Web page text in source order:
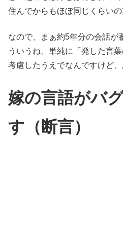
住んでからもほぼ同じくらい
なので、まぁ約5年分の会話が
ういうね、単純に「発した言
考慮したうえでなんですけど
嫁の言語がバ
す（断言）